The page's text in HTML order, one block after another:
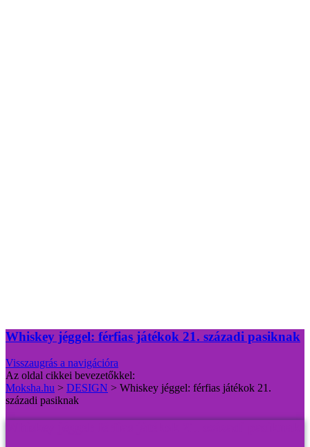
Whiskey jéggel: férfias játékok 21. századi pasiknak
Visszaugrás a navigációra
Az oldal cikkei bevezetőkkel:
Moksha.hu > DESIGN > Whiskey jéggel: férfias játékok 21.
századi pasiknak